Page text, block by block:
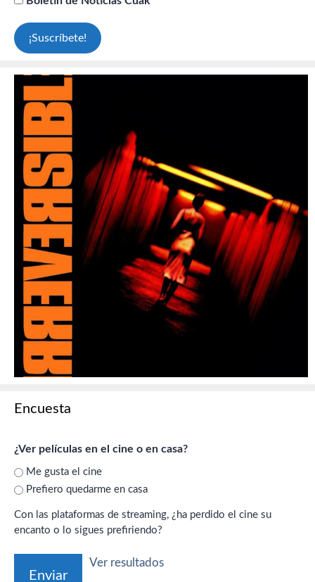
Encuesta
¿Ver películas en el cine o en casa?
Me gusta el cine
Prefiero quedarme en casa
Con las plataformas de streaming, ¿ha perdido el cine su
encanto o lo sigues prefiriendo?
Ver resultados